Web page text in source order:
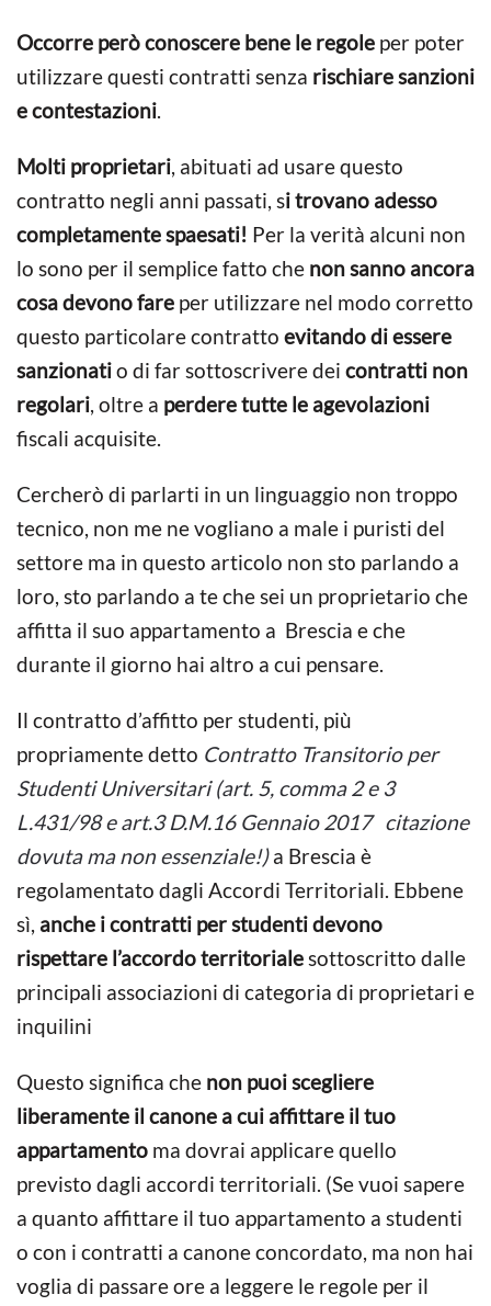
Occorre però conoscere bene le regole per poter
utilizzare questi contratti senza rischiare sanzioni
e contestazioni.
Molti proprietari, abituati ad usare questo
contratto negli anni passati, si trovano adesso
completamente spaesati! Per la verità alcuni non
lo sono per il semplice fatto che non sanno ancora
cosa devono fare per utilizzare nel modo corretto
questo particolare contratto evitando di essere
sanzionatio di far sottoscrivere dei contratti non
regolari, oltre a perdere tutte le agevolazioni
fiscali acquisite.
Cercherò di parlarti in un linguaggio non troppo
tecnico, non me ne vogliano a male i puristi del
settore ma in questo articolo non sto parlando a
loro, sto parlando a te che sei un proprietario che
affitta il suo appartamento a Brescia e che
durante il giorno hai altro a cui pensare.
Il contratto d’affitto per studenti, più
propriamente detto Contratto Transitorio per
Studenti Universitari (art. 5, comma 2 e 3
L.431/98 e art.3 D.M.16 Gennaio 2017 citazione
dovuta ma non essenziale!)a Brescia è
regolamentato dagli Accordi Territoriali. Ebbene
sì, anche i contratti per studenti devono
rispettare l’accordo territorialesottoscritto dalle
principali associazioni di categoria di proprietari e
inquilini
Questo significa che non puoi scegliere
liberamente il canone a cui affittare il tuo
appartamento ma dovrai applicare quello
previsto dagli accordi territoriali. (Se vuoi sapere
a quanto affittare il tuo appartamento a studenti
o con i contratti a canone concordato, ma non hai
voglia di passare ore a leggere le regole per il